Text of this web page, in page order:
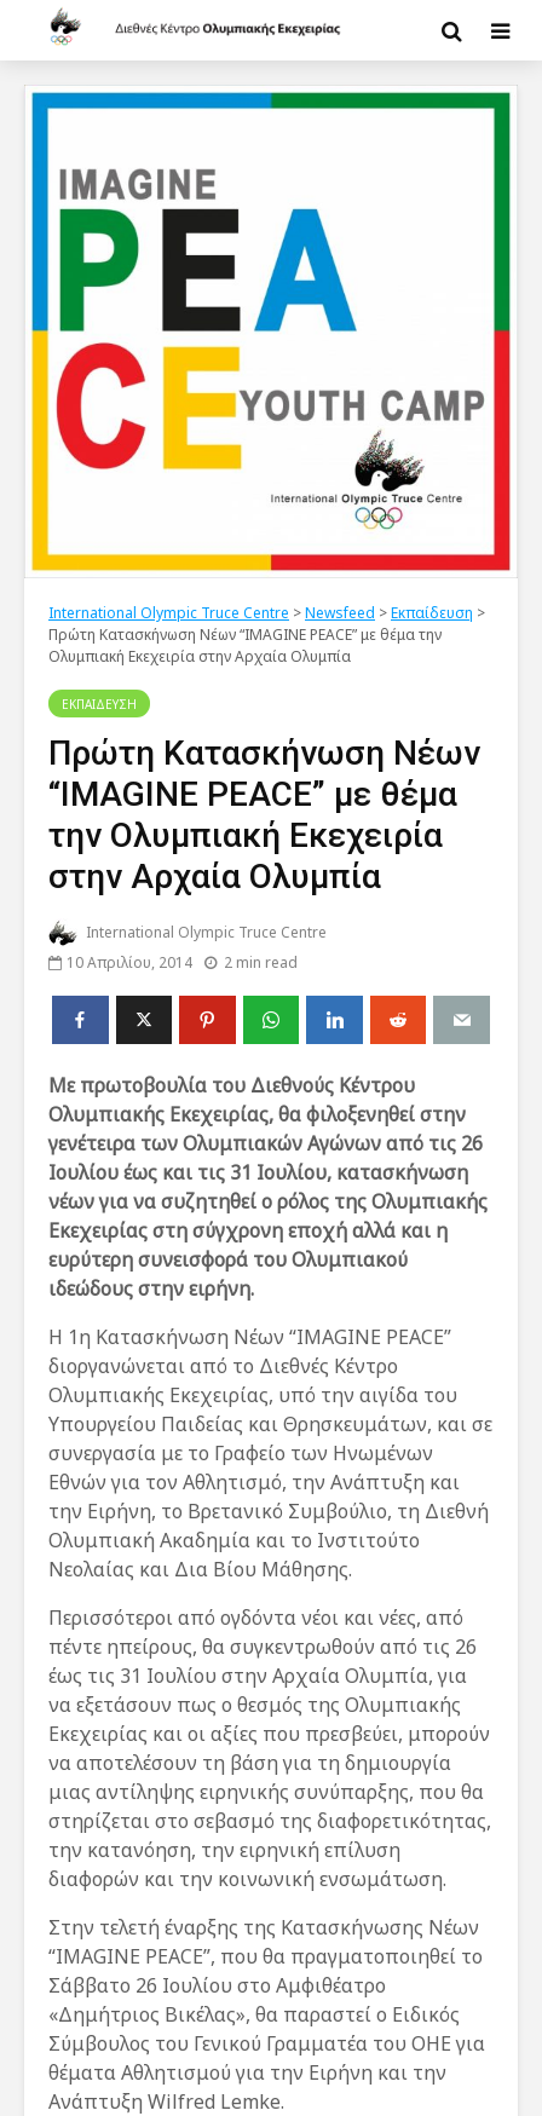
International Olympic Truce Centre >Newsfeed >Εκπαίδευση >
Πρώτη Κατασκήνωση Νέων “IMAGINE PEACE” με θέμα την
Ολυμπιακή Εκεχειρία στην Αρχαία Ολυμπία
ΕΚΠΑΙΔΕΥΣΗ
Πρώτη Κατασκήνωση Νέων
“IMAGINE PEACE” με θέμα
την Ολυμπιακή Εκεχειρία
στην Αρχαία Ολυμπία
International Olympic Truce Centre
10 Απριλίου, 2014
2 min read
Με πρωτοβουλία του Διεθνούς Κέντρου
Ολυμπιακής Εκεχειρίας, θα φιλοξενηθεί στην
γενέτειρα των Ολυμπιακών Αγώνων από τις 26
Ιουλίου έως και τις 31 Ιουλίου, κατασκήνωση
νέων για να συζητηθεί ο ρόλος της Ολυμπιακής
Εκεχειρίας στη σύγχρονη εποχή αλλά και η
ευρύτερη συνεισφορά του Ολυμπιακού
ιδεώδους στην ειρήνη.
Η 1η Κατασκήνωση Νέων “IMAGINE PEACE”
διοργανώνεται από το Διεθνές Κέντρο
Ολυμπιακής Εκεχειρίας, υπό την αιγίδα του
Υπουργείου Παιδείας και Θρησκευμάτων, και σε
συνεργασία με το Γραφείο των Ηνωμένων
Εθνών για τον Αθλητισμό, την Ανάπτυξη και
την Ειρήνη, το Βρετανικό Συμβούλιο, τη Διεθνή
Ολυμπιακή Ακαδημία και το Ινστιτούτο
Νεολαίας και Δια Βίου Μάθησης.
Περισσότεροι από ογδόντα νέοι και νέες, από
πέντε ηπείρους, θα συγκεντρωθούν από τις 26
έως τις 31 Ιουλίου στην Αρχαία Ολυμπία, για
να εξετάσουν πως ο θεσμός της Ολυμπιακής
Εκεχειρίας και οι αξίες που πρεσβεύει, μπορούν
να αποτελέσουν τη βάση για τη δημιουργία
μιας αντίληψης ειρηνικής συνύπαρξης, που θα
στηρίζεται στο σεβασμό της διαφορετικότητας,
την κατανόηση, την ειρηνική επίλυση
διαφορών και την κοινωνική ενσωμάτωση.
Στην τελετή έναρξης της Κατασκήνωσης Νέων
“IMAGINE PEACE”, που θα πραγματοποιηθεί το
Σάββατο 26 Ιουλίου στο Αμφιθέατρο
«Δημήτριος Βικέλας», θα παραστεί ο Ειδικός
Σύμβουλος του Γενικού Γραμματέα του ΟΗΕ για
θέματα Αθλητισμού για την Ειρήνη και την
Ανάπτυξη Wilfred Lemke.